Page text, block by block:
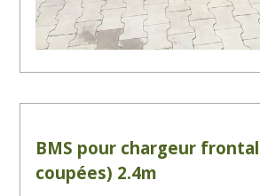
BMS pour chargeur
coupées) 2.4m